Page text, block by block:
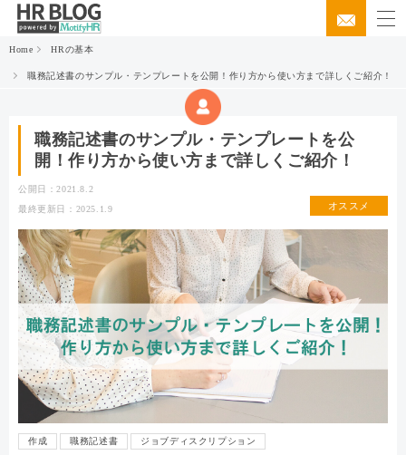
Home HRの基本
職務記述書のサンプル・テンプレートを公開！作り方から使い方まで詳しくご紹介！
職務記述書のサンプル・テンプレートを公
開！作り方から使い方まで詳しくご紹介！
公開日：2021.8.2
最終更新日：2025.1.9
オススメ
作成 職務記述書 ジョブディスクリプション